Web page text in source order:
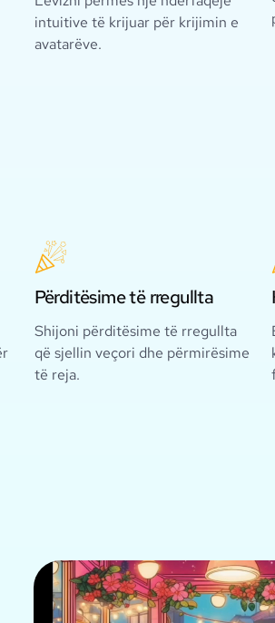
intuitive të krijuar për krijimin e
avatarëve.
Përditësime të rregullta
Shijoni përditësime të rregullta
që sjellin veçori dhe përmirësime
të reja.